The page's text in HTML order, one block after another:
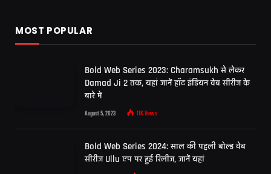
MOST POPULAR
Bold Web Series 2023: Charamsukh से लेकर
Damad Ji 2 तक, यहां जानें हॉट इंडियन वेब सीरीज के
बारे में
August 5, 2023 11KViews
Bold Web Series 2024: साल की पहली बोल्ड वेब
सीरीज Ullu एप पर हुई रिलीज, जानें यहां